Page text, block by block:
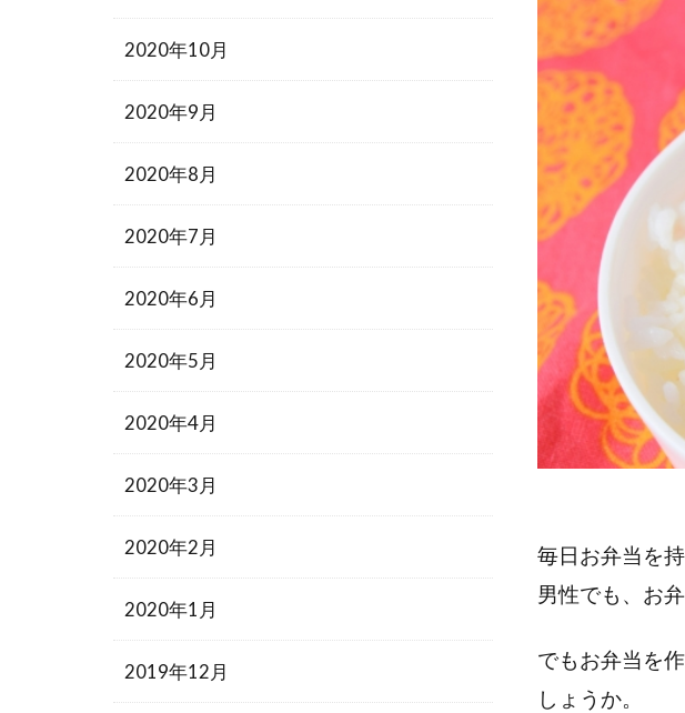
毎日お弁当を
男性でも、お
でもお弁当を
しょうか。
2020年10月
2020年9月
2020年8月
2020年7月
2020年6月
2020年5月
2020年4月
2020年3月
2020年2月
2020年1月
2019年12月